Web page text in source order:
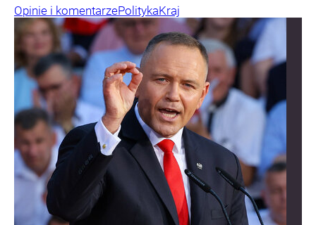
Opinie i komentarzePolitykaKraj